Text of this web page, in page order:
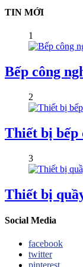
TIN MỚI
1
Bếp công
2
Thiết bị bếp
3
Thiết bị
Social Media
facebook
twitter